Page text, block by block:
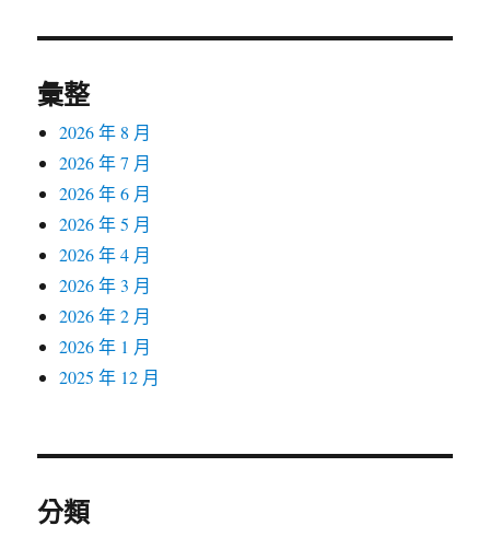
彙整
2026 年 8 月
2026 年 7 月
2026 年 6 月
2026 年 5 月
2026 年 4 月
2026 年 3 月
2026 年 2 月
2026 年 1 月
2025 年 12 月
分類